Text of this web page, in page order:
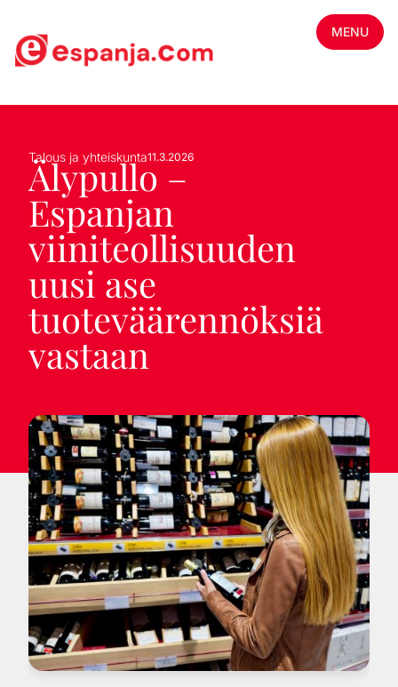
MENU
Talous ja yhteiskunta11.3.2026
Älypullo –
Espanjan
viiniteollisuuden
uusi ase
tuoteväärennöksiä
vastaan